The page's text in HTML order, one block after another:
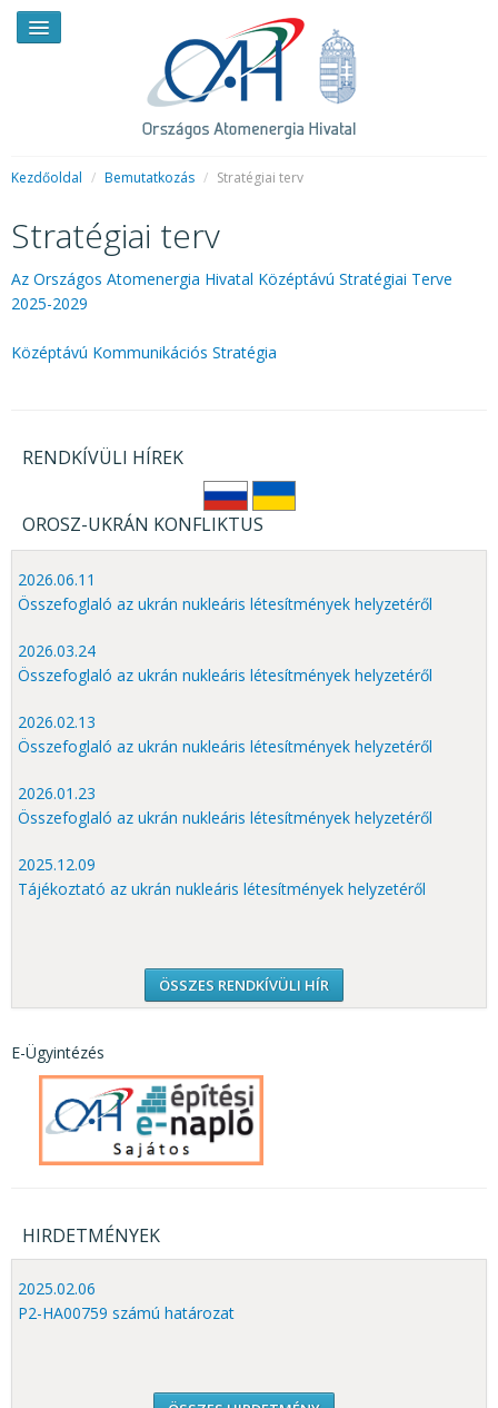
HÍREK
RENDKÍVÜLI HÍREK
HIRDETMÉNYEK
FELADATOK
JOGI SZABÁLYOZÁS, ÚTMUTATÓK
KIADVÁNYOK, JELENTÉSEK
E-ÜGYINTÉZÉS
Kezdőoldal / Bemutatkozás / Stratégiai terv
Stratégiai terv
Az Országos Atomenergia Hivatal Középtávú Stratégiai Terve
2025-2029
Középtávú Kommunikációs Stratégia
RENDKÍVÜLI HÍREK
OROSZ-UKRÁN KONFLIKTUS
2026.06.11
Összefoglaló az ukrán nukleáris létesítmények helyzetéről
2026.03.24
Összefoglaló az ukrán nukleáris létesítmények helyzetéről
2026.02.13
Összefoglaló az ukrán nukleáris létesítmények helyzetéről
2026.01.23
Összefoglaló az ukrán nukleáris létesítmények helyzetéről
2025.12.09
Tájékoztató az ukrán nukleáris létesítmények helyzetéről
ÖSSZES RENDKÍVÜLI HÍR
E-Ügyintézés
HIRDETMÉNYEK
2025.02.06
P2-HA00759 számú határozat